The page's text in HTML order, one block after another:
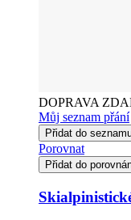
DOPRAVA
Můj seznam přání
Přidat do
Porovnat
Přidat do